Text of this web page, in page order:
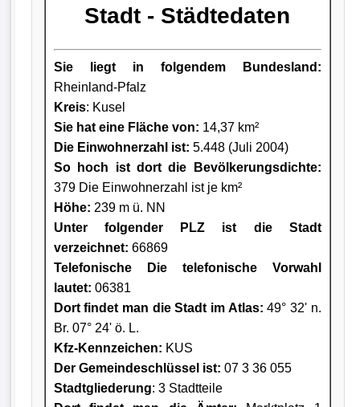
Stadt - Städtedaten
Sie liegt in folgendem Bundesland:
Rheinland-Pfalz
Kreis: Kusel
Sie hat eine Fläche von: 14,37 km²
Die Einwohnerzahl ist: 5.448 (Juli 2004)
So hoch ist dort die Bevölkerungsdichte:
379 Die Einwohnerzahl ist je km²
Höhe: 239 m ü. NN
Unter folgender PLZ ist die Stadt
verzeichnet: 66869
Telefonische Die telefonische Vorwahl
lautet: 06381
Dort findet man die Stadt im Atlas: 49° 32' n.
Br. 07° 24' ö. L.
Kfz-Kennzeichen: KUS
Der Gemeindeschlüssel ist: 07 3 36 055
Stadtgliederung: 3 Stadtteile